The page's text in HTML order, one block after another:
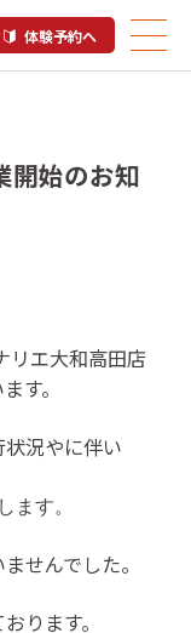
体験予約へ
始のお知
リエ大和高田店
す。
況やに伴い
ます。
せんでした。
ります。